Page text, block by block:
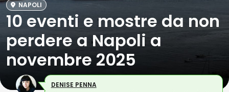
NAPOLI
10 eventi e mostre da non
perdere a Napoli a
novembre 2025
DENISE PENNA